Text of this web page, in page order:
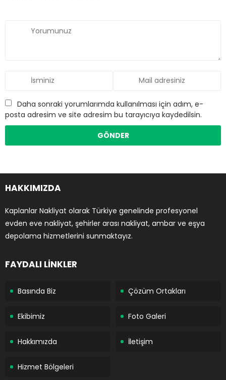
Daha sonraki yorumlarımda kullanılması için adım, e-
posta adresim ve site adresim bu tarayıcıya kaydedilsin.
HAKKIMIZDA
Kaplanlar Nakliyat olarak Türkiye genelinde profesyonel
evden eve nakliyat, şehirler arası nakliyat, ambar ve eşya
depolama hizmetlerini sunmaktayız.
FAYDALI LİNKLER
Basında Biz Çözüm Ortakları
Ekibimiz Foto Galeri
Hakkımızda İletişim
Hizmet Bölgeleri